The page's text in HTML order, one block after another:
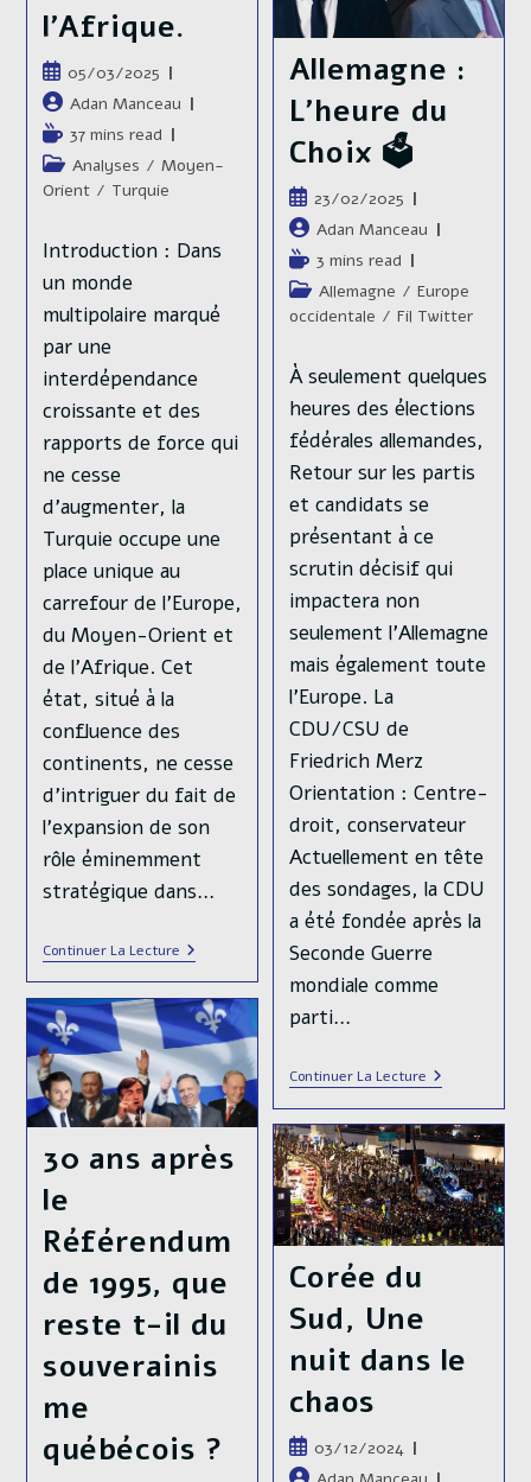
Façonné
La
Allemande
l’Afrique.
Publication
publiée :
05/03/2025
Auteur/autrice
de
la
publication :
Adan Manceau
Temps
de
lecture :
37 mins read
Post
category:
Analyses / Moyen-
Orient / Turquie
Introduction : Dans
un monde
multipolaire marqué
par une
interdépendance
croissante et des
rapports de force qui
ne cesse
d’augmenter, la
Turquie occupe une
place unique au
carrefour de l’Europe,
du Moyen-Orient et
de l’Afrique. Cet
état, situé à la
confluence des
continents, ne cesse
d’intriguer du fait de
l’expansion de son
rôle éminemment
stratégique dans…
Continuer La LectureLa
Politique
Étrangère
Turque
:
Un
Pivot
Stratégique
Entre
L’Occident,
Moyen-
Allemagne :
L’heure du
Choix 🗳️
Publication
publiée :
23/02/2025
Auteur/autrice
de
la
publication :
Adan Manceau
Temps
de
lecture :
3 mins read
Post
category:
Allemagne / Europe
occidentale / Fil Twitter
À seulement quelques
heures des élections
fédérales allemandes,
Retour sur les partis
et candidats se
présentant à ce
scrutin décisif qui
impactera non
seulement l’Allemagne
mais également toute
l’Europe. La
CDU/CSU de
Friedrich Merz
Orientation : Centre-
droit, conservateur
Actuellement en tête
des sondages, la CDU
a été fondée après la
Seconde Guerre
mondiale comme
parti…
Continuer La LectureAllemagne
:
L’heure
Du
Choix
🗳️
30 ans après
le
Référendum
de 1995, que
reste t-il du
souverainis
me
québécois ?
Corée du
Sud, Une
nuit dans le
chaos
Publication
publiée :
03/12/2024